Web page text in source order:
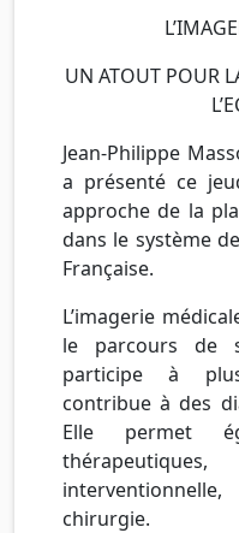
UN ATOUT POUR
Jean-Philippe
a présenté ce
approche de la
dans le système
Française.
L’imagerie
le parcours de
participe à
contribue à des
Elle permet
chirurgie.